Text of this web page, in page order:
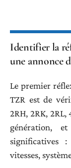
Identifier la
une annonce
Le premier
TZR est de
2RH, 2RK,
génération,
significatives
vitesses,